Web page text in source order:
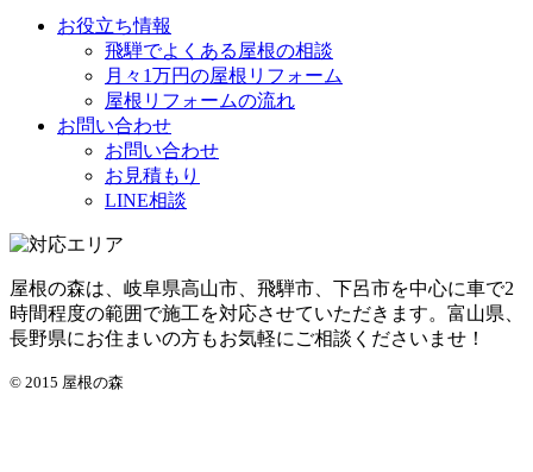
お役立ち情報
飛騨でよくある屋根の相談
月々1万円の屋根リフォーム
屋根リフォームの流れ
お問い合わせ
お問い合わせ
お見積もり
LINE相談
屋根の森は、岐阜県高山市、飛騨市、下呂市を中心に車で2
時間程度の範囲で施工を対応させていただきます。富山県、
長野県にお住まいの方もお気軽にご相談くださいませ！
© 2015 屋根の森